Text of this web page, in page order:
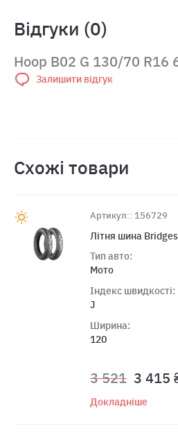
Відгуки (0)
Hoop B02 G 130/70 R16
Залишити відгук
Схожі товари
Артикул:: 156729
Лiтня шина
Тип авто:
Мото
Індекс швидкості:
J
Ширина:
120
3 521 3 415
Докладніше